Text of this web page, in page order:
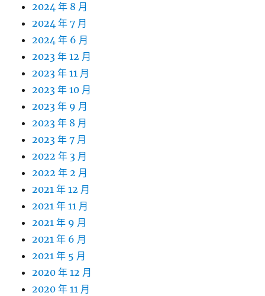
2024 年 8 月
2024 年 7 月
2024 年 6 月
2023 年 12 月
2023 年 11 月
2023 年 10 月
2023 年 9 月
2023 年 8 月
2023 年 7 月
2022 年 3 月
2022 年 2 月
2021 年 12 月
2021 年 11 月
2021 年 9 月
2021 年 6 月
2021 年 5 月
2020 年 12 月
2020 年 11 月